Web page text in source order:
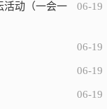
活动（一会一
06-19
06-19
06-19
06-19